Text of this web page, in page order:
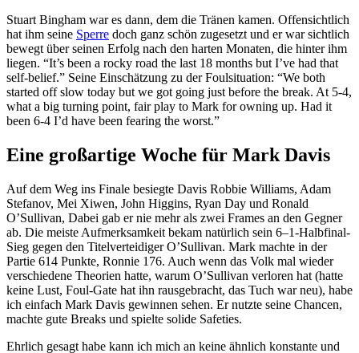
Stuart Bingham war es dann, dem die Tränen kamen. Offensichtlich
hat ihm seine Sperre doch ganz schön zugesetzt und er war sichtlich
bewegt über seinen Erfolg nach den harten Monaten, die hinter ihm
liegen. “It’s been a rocky road the last 18 months but I’ve had that
self-belief.” Seine Einschätzung zu der Foulsituation: “We both
started off slow today but we got going just before the break. At 5-4,
what a big turning point, fair play to Mark for owning up. Had it
been 6-4 I’d have been fearing the worst.”
Eine großartige Woche für Mark Davis
Auf dem Weg ins Finale besiegte Davis Robbie Williams, Adam
Stefanov, Mei Xiwen, John Higgins, Ryan Day und Ronald
O’Sullivan, Dabei gab er nie mehr als zwei Frames an den Gegner
ab. Die meiste Aufmerksamkeit bekam natürlich sein 6–1-Halbfinal-
Sieg gegen den Titelverteidiger O’Sullivan. Mark machte in der
Partie 614 Punkte, Ronnie 176. Auch wenn das Volk mal wieder
verschiedene Theorien hatte, warum O’Sullivan verloren hat (hatte
keine Lust, Foul-Gate hat ihn rausgebracht, das Tuch war neu), habe
ich einfach Mark Davis gewinnen sehen. Er nutzte seine Chancen,
machte gute Breaks und spielte solide Safeties.
Ehrlich gesagt habe kann ich mich an keine ähnlich konstante und